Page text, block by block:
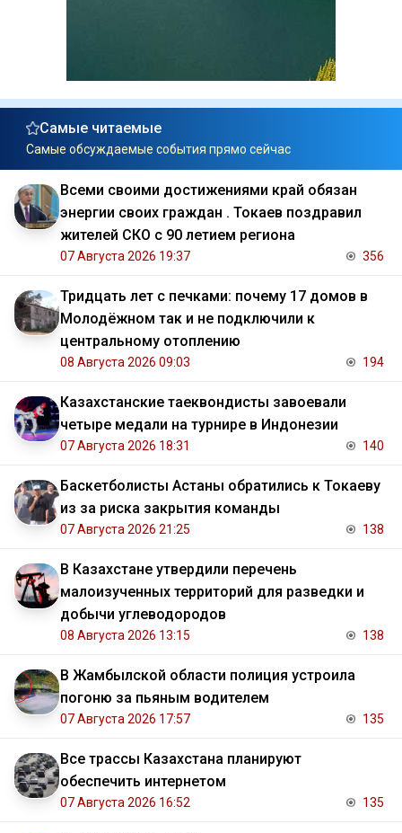
Самые читаемые
Самые обсуждаемые события прямо сейчас
Всеми своими достижениями край обязан
энергии своих граждан . Токаев поздравил
жителей СКО с 90 летием региона
07 Августа 2026 19:37 356
Тридцать лет с печками: почему 17 домов в
Молодёжном так и не подключили к
центральному отоплению
08 Августа 2026 09:03 194
Казахстанские таеквондисты завоевали
четыре медали на турнире в Индонезии
07 Августа 2026 18:31 140
Баскетболисты Астаны обратились к Токаеву
из за риска закрытия команды
07 Августа 2026 21:25 138
В Казахстане утвердили перечень
малоизученных территорий для разведки и
добычи углеводородов
08 Августа 2026 13:15 138
В Жамбылской области полиция устроила
погоню за пьяным водителем
07 Августа 2026 17:57 135
Все трассы Казахстана планируют
обеспечить интернетом
07 Августа 2026 16:52 135